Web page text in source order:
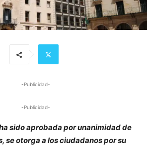
-Publicidad-
-Publicidad-
sido aprobada por unanimidad de
se otorga a los ciudadanos por su